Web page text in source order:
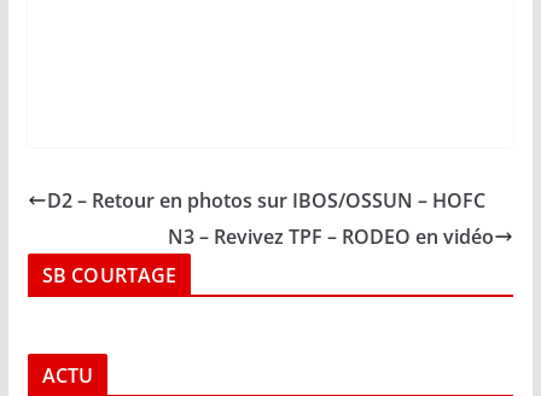
D2 – Retour en photos sur IBOS/OSSUN – HOFC
N3 – Revivez TPF – RODEO en vidéo
SB COURTAGE
ACTU